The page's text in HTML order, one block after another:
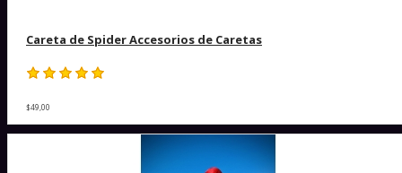
Careta de Spider Accesorios de Caretas
$49,00